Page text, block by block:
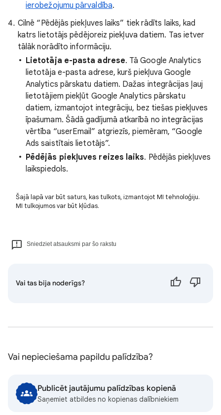
ierobežojumu pārvaldība.
Cilnē “Pēdējās piekļuves laiks” tiek rādīts laiks, kad
katrs lietotājs pēdējoreiz piekļuva datiem. Tas ietver
tālāk norādīto informāciju.
Lietotāja e-pasta adrese. Tā Google Analytics
lietotāja e-pasta adrese, kurš piekļuva Google
Analytics pārskatu datiem. Dažas integrācijas ļauj
lietotājiem piekļūt Google Analytics pārskatu
datiem, izmantojot integrāciju, bez tiešas piekļuves
īpašumam. Šādā gadījumā atkarībā no integrācijas
vērtība “userEmail” atgriezīs, piemēram, “Google
Ads saistītais lietotājs”.
Pēdējās piekļuves reizes laiks. Pēdējās piekļuves
laikspiedols.
Šajā lapā var būt saturs, kas tulkots, izmantojot MI tehnoloģiju.
MI tulkojumos var būt kļūdas.
Sniedziet atsauksmi par šo rakstu
Vai tas bija noderīgs?
Vai nepieciešama papildu palīdzība?
Publicēt jautājumu palīdzības kopienā
Saņemiet atbildes no kopienas dalībniekiem